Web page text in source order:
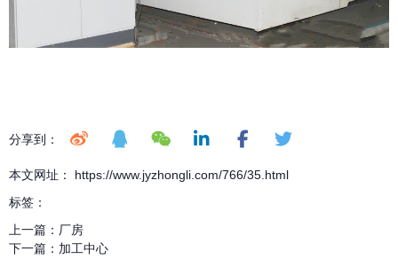
分享到：
本文网址： https://www.jyzhongli.com/766/35.html
标签：
上一篇： 厂房
下一篇： 加工中心